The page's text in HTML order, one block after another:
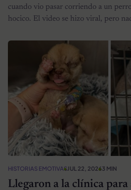
cuando vio pasar corriendo a un
hocico. El video se hizo viral, pero
HISTORIAS EMOTIVASJUL 22, 20263 MIN
Llegaron a la clínica para